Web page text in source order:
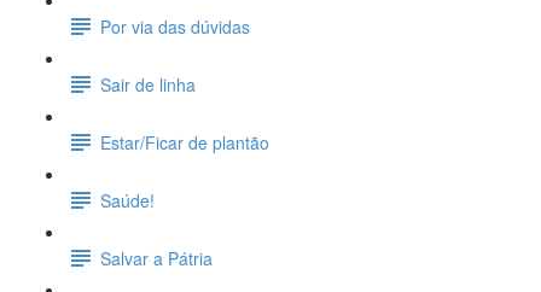
Por via das dúvidas
Sair de linha
Estar/Ficar de plantão
Saúde!
Salvar a Pátria